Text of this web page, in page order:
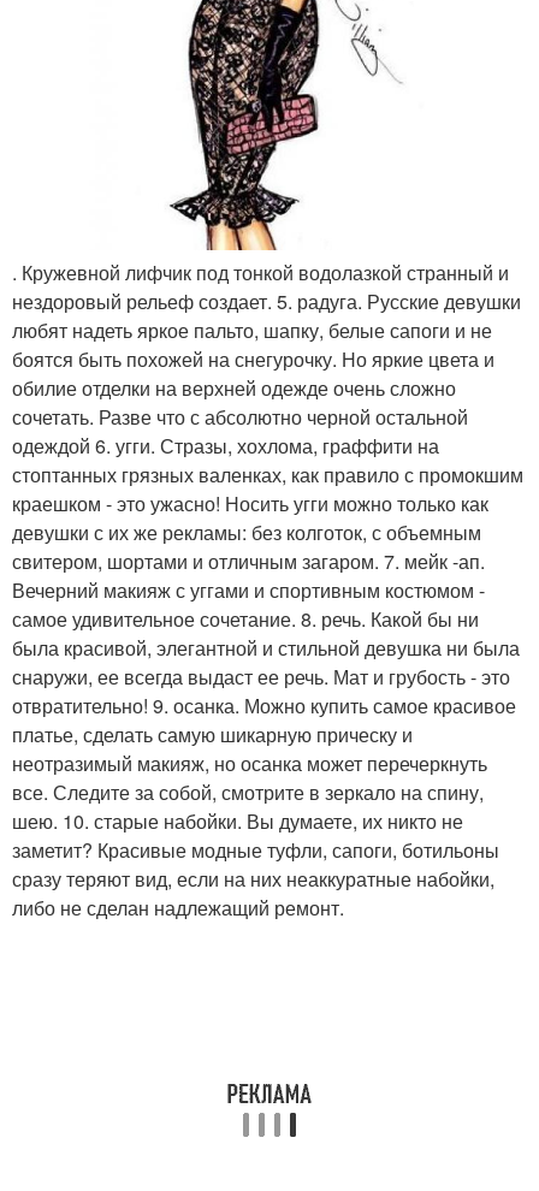
. Кружевной лифчик под тонкой водолазкой странный и
нездоровый рельеф создает. 5. радуга. Русские девушки
любят надеть яркое пальто, шапку, белые сапоги и не
боятся быть похожей на снегурочку. Но яркие цвета и
обилие отделки на верхней одежде очень сложно
сочетать. Разве что с абсолютно черной остальной
одеждой 6. угги. Стразы, хохлома, граффити на
стоптанных грязных валенках, как правило с промокшим
краешком - это ужасно! Носить угги можно только как
девушки с их же рекламы: без колготок, с объемным
свитером, шортами и отличным загаром. 7. мейк -ап.
Вечерний макияж с уггами и спортивным костюмом -
самое удивительное сочетание. 8. речь. Какой бы ни
была красивой, элегантной и стильной девушка ни была
снаружи, ее всегда выдаст ее речь. Мат и грубость - это
отвратительно! 9. осанка. Можно купить самое красивое
платье, сделать самую шикарную прическу и
неотразимый макияж, но осанка может перечеркнуть
все. Следите за собой, смотрите в зеркало на спину,
шею. 10. старые набойки. Вы думаете, их никто не
заметит? Красивые модные туфли, сапоги, ботильоны
сразу теряют вид, если на них неаккуратные набойки,
либо не сделан надлежащий ремонт.